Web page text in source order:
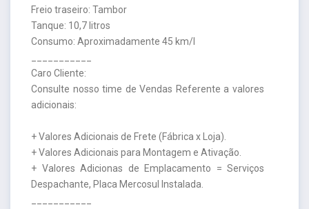
Freio traseiro: Tambor
Tanque: 10,7 litros
Consumo: Aproximadamente 45 km/l
Caro Cliente:
Consulte nosso time de Vendas Referente a valores
adicionais:
+ Valores Adicionais de Frete (Fábrica x Loja).
+ Valores Adicionais para Montagem e Ativação.
+ Valores Adicionas de Emplacamento = Serviços
Despachante, Placa Mercosul Instalada.